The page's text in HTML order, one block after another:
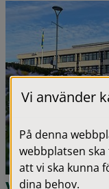
Vi använder
På denna
webbplatsen
att vi ska kunna
dina behov.